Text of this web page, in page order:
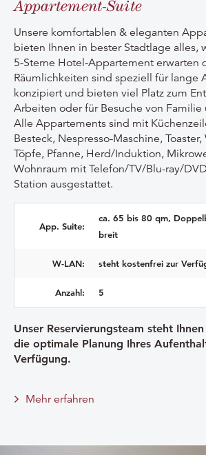
Appartement-Suite
Unsere komfortablen & eleganten
bieten Ihnen in bester Stadtlage alles,
5-Sterne Hotel-Appartement erwarten
Räumlichkeiten sind speziell für lange
konzipiert und bieten viel Platz zum
Arbeiten oder für Besuche von Familie
Alle Appartements sind mit
Besteck, Nespresso-Maschine, Toaster,
Töpfe, Pfanne, Herd/Induktion,
Wohnraum mit Telefon/TV/Blu-ray/
Station ausgestattet.
App. Suite:
ca. 65 bis 80 qm,
breit
W-LAN: steht kostenfrei zur
Anzahl: 5
Unser Reservierungsteam steht
die optimale Planung Ihres
Verfügung.
Mehr erfahren